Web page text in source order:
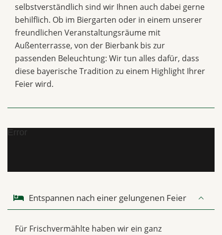
selbstverständlich sind wir Ihnen auch dabei gerne
behilflich. Ob im Biergarten oder in einem unserer
freundlichen Veranstaltungsräume mit
Außenterrasse, von der Bierbank bis zur
passenden Beleuchtung: Wir tun alles dafür, dass
diese bayerische Tradition zu einem Highlight Ihrer
Feier wird.
Error
Entspannen nach einer gelungenen Feier
Für Frischvermählte haben wir ein ganz